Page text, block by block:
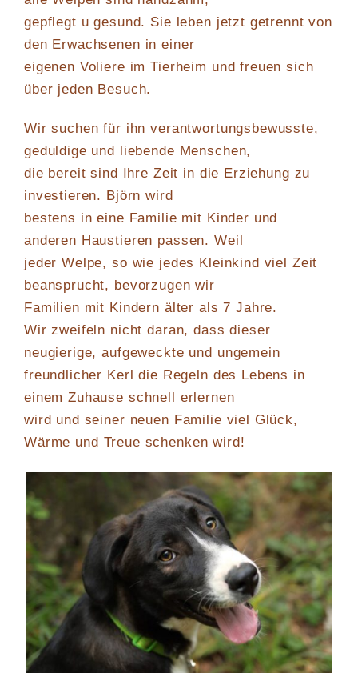
gepflegt u gesund. Sie leben jetzt getrennt von
den Erwachsenen in einer
eigenen Voliere im Tierheim und freuen sich
über jeden Besuch.
Wir suchen für ihn verantwortungsbewusste,
geduldige und liebende Menschen,
die bereit sind Ihre Zeit in die Erziehung zu
investieren. Björn wird
bestens in eine Familie mit Kinder und
anderen Haustieren passen. Weil
jeder Welpe, so wie jedes Kleinkind viel Zeit
beansprucht, bevorzugen wir
Familien mit Kindern älter als 7 Jahre.
Wir zweifeln nicht daran, dass dieser
neugierige, aufgeweckte und ungemein
freundlicher Kerl die Regeln des Lebens in
einem Zuhause schnell erlernen
wird und seiner neuen Familie viel Glück,
Wärme und Treue schenken wird!